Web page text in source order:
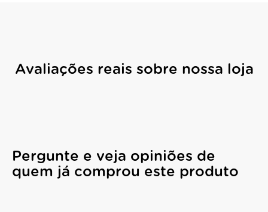
Avaliações reais sobre nossa loja
Pergunte e veja opiniões de
quem já comprou este produto